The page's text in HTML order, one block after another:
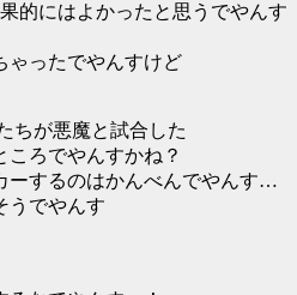
的にはよかったと思うでやんす
ゃったでやんすけど
ちが悪魔と試合した
ころでやんすかね？
ーするのはかんべんでやんす…
うでやんす